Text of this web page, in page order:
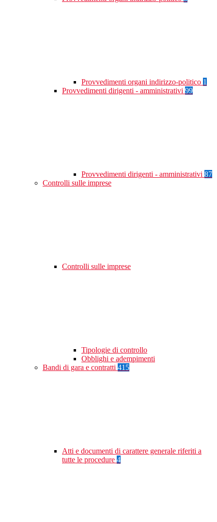
Provvedimenti organi indirizzo-politico 1
Provvedimenti dirigenti - amministrativi 99
Provvedimenti dirigenti - amministrativi 87
Controlli sulle imprese
Controlli sulle imprese
Tipologie di controllo
Obblighi e adempimenti
Bandi di gara e contratti 415
Atti e documenti di carattere generale riferiti a
tutte le procedure 4